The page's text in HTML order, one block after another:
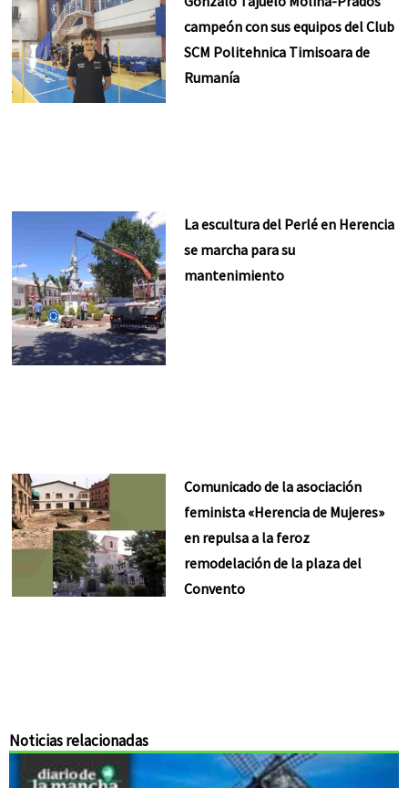
campeón con sus equipos del Club
SCM Politehnica Timisoara de
Rumanía
La escultura del Perlé en Herencia
se marcha para su
mantenimiento
Comunicado de la asociación
feminista «Herencia de Mujeres»
en repulsa a la feroz
remodelación de la plaza del
Convento
Noticias relacionadas